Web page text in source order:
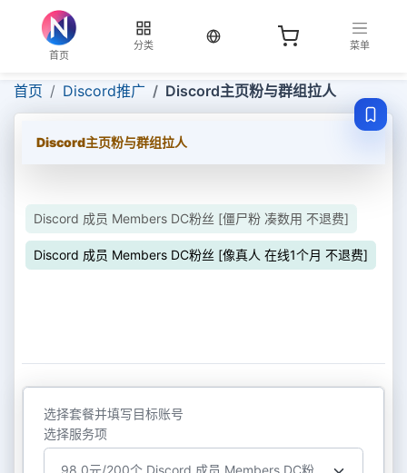
首页
分类
当前语言：中文
菜单
首页 Discord推广 Discord主页粉与群组拉人
Discord主页粉与群组拉人
Discord 成员 Members DC粉丝 [僵尸粉 凑数用 不退费]
Discord 成员 Members DC粉丝 [像真人 在线1个月 不退费]
选择套餐并填写目标账号
选择服务项